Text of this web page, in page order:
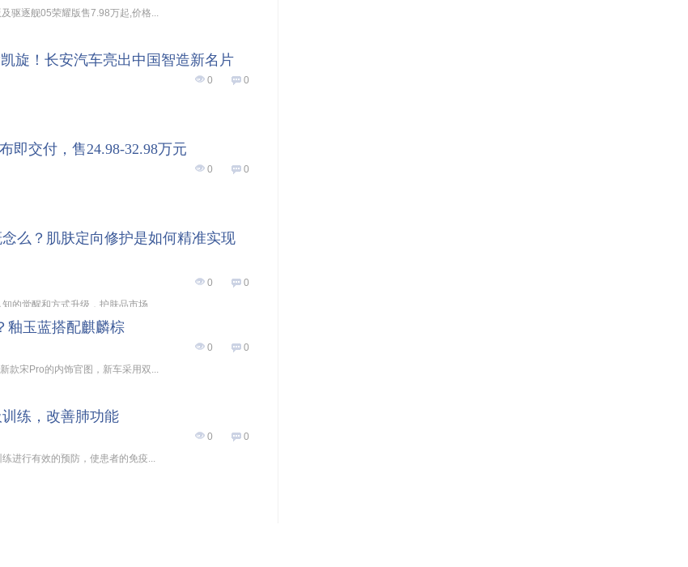
驱逐舰05荣耀版售7.98万起,价格...
旋！长安汽车亮出中国智造新名片
0
0
即交付，售24.98-32.98万元
0
0
么？肌肤定向修护是如何精准实现
0
0
的觉醒和方式升级，护肤品市场...
釉玉蓝搭配麒麟棕
0
0
款宋Pro的内饰官图，新车采用双...
训练，改善肺功能
0
0
进行有效的预防，使患者的免疫...